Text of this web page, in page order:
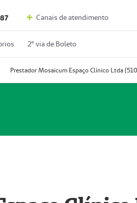
Canais de atendimento
2º via de Boleto